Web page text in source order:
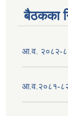
बैठकका
आ.व. २०८२-८३
आ.व.२०८१-८२